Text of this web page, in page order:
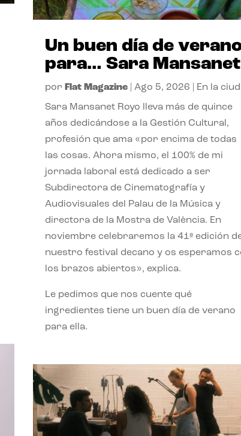
Un buen día de
para… Sara Mansanet
por Flat Magazine| Ago 5, 2026 En la
Sara Mansanet Royo lleva más de quince
años dedicándose a la Gestión Cultural,
profesión que ama «por encima de todas
las cosas. Ahora mismo, el 100% de mi
jornada laboral está dedicado a ser
Subdirectora de Cinematografía y
Audiovisuales del Palau de la Música y
directora de la Mostra de València. En
noviembre celebraremos la 41ª edición
nuestro festival decano y os esperamos
los brazos abiertos», explica.
Le pedimos que nos cuente qué
ingredientes tiene un buen día de verano
para ella.